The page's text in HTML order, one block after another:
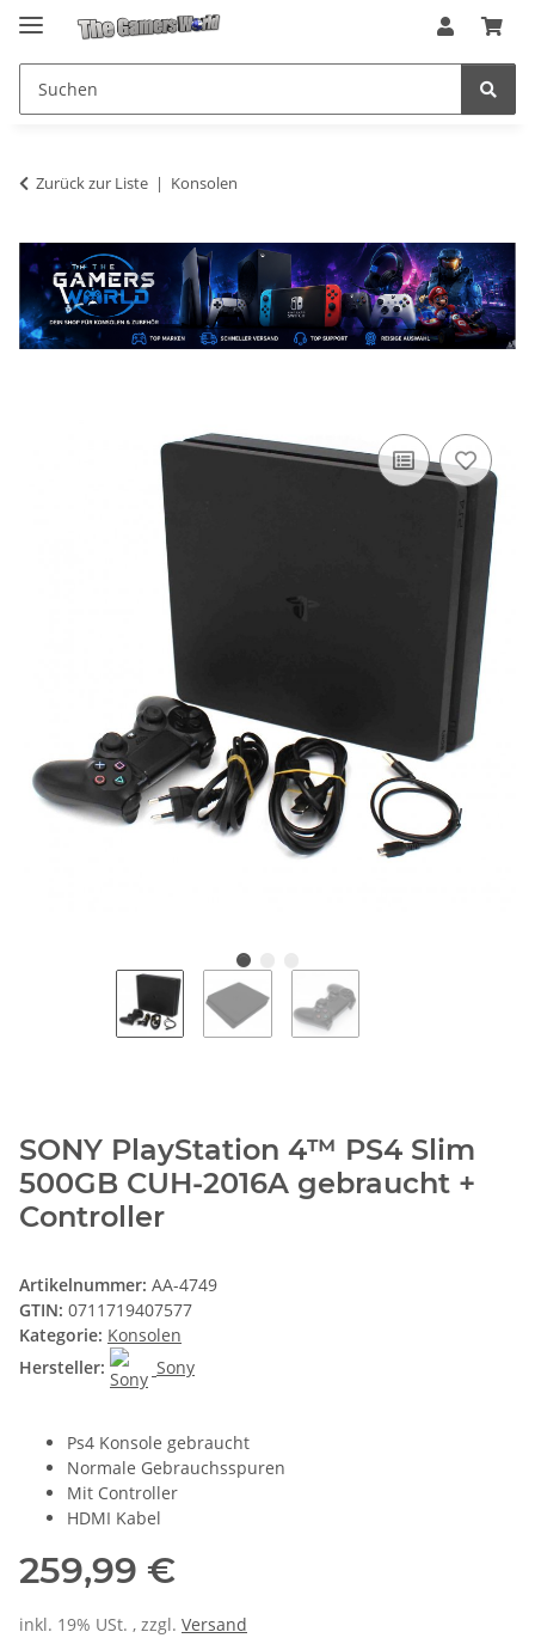
Zurück zur Liste Konsolen
SONY PlayStation 4™ PS4 Slim
500GB CUH-2016A gebraucht +
Controller
Artikelnummer: AA-4749
GTIN: 0711719407577
Kategorie: Konsolen
Hersteller:
Sony
Ps4 Konsole gebraucht
Normale Gebrauchsspuren
Mit Controller
HDMI Kabel
259,99 €
inkl. 19% USt. , zzgl. Versand